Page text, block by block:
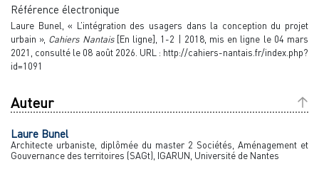
Référence électronique
Laure Bunel, « L’intégration des usagers dans la conception du projet
urbain », Cahiers Nantais[En ligne], 1-2 | 2018, mis en ligne le 04 mars
2021, consulté le 08 août 2026. URL : http://cahiers-nantais.fr/index.php?
id=1091
Auteur
Laure Bunel
Architecte urbaniste, diplômée du master 2 Sociétés, Aménagement et
Gouvernance des territoires (SAGt), IGARUN, Université de Nantes